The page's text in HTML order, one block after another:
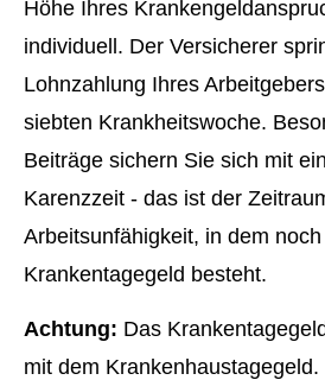
Höhe Ihres
individuell. Der Versicherer
Lohnzahlung Ihres
siebten Krankheitswoche.
Beiträge sichern Sie sich mit
Karenzzeit - das ist der
Arbeitsunfähigkeit, in dem
Krankentagegeld besteht.
Achtung: Das
mit dem Krankenhaustagegeld.